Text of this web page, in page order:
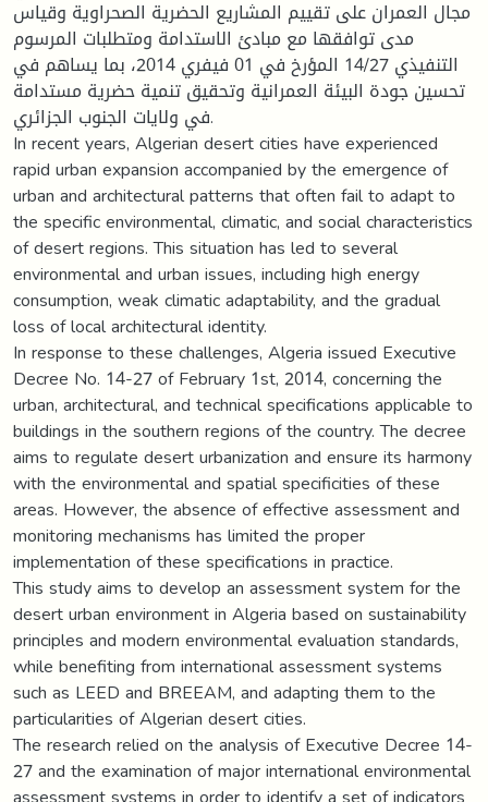
مجال العمران على تقييم المشاريع الحضرية الصحراوية وقياس
مدى توافقها مع مبادئ الاستدامة ومتطلبات المرسوم
التنفيذي 14/27 المؤرخ في 01 فيفري 2014، بما يساهم في
تحسين جودة البيئة العمرانية وتحقيق تنمية حضرية مستدامة
في ولايات الجنوب الجزائري.
In recent years, Algerian desert cities have experienced
rapid urban expansion accompanied by the emergence of
urban and architectural patterns that often fail to adapt to
the specific environmental, climatic, and social characteristics
of desert regions. This situation has led to several
environmental and urban issues, including high energy
consumption, weak climatic adaptability, and the gradual
loss of local architectural identity.
In response to these challenges, Algeria issued Executive
Decree No. 14-27 of February 1st, 2014, concerning the
urban, architectural, and technical specifications applicable to
buildings in the southern regions of the country. The decree
aims to regulate desert urbanization and ensure its harmony
with the environmental and spatial specificities of these
areas. However, the absence of effective assessment and
monitoring mechanisms has limited the proper
implementation of these specifications in practice.
This study aims to develop an assessment system for the
desert urban environment in Algeria based on sustainability
principles and modern environmental evaluation standards,
while benefiting from international assessment systems
such as LEED and BREEAM, and adapting them to the
particularities of Algerian desert cities.
The research relied on the analysis of Executive Decree 14-
27 and the examination of major international environmental